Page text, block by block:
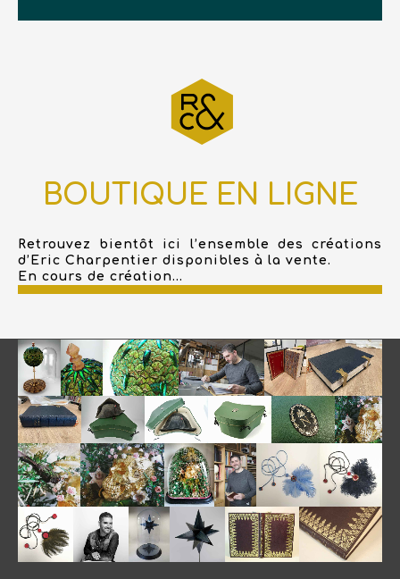
BOUTIQUE EN LIGNE
Retrouvez bientôt ici l’ensemble des créations
d’Eric Charpentier disponibles à la vente.
En cours de création...